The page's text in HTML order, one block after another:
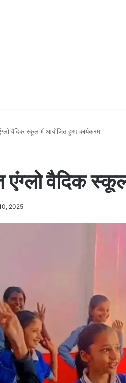
वैदिक स्कूल में आयोजित हुआ कार्यक्रम
एंग्लो वैदिक
2025